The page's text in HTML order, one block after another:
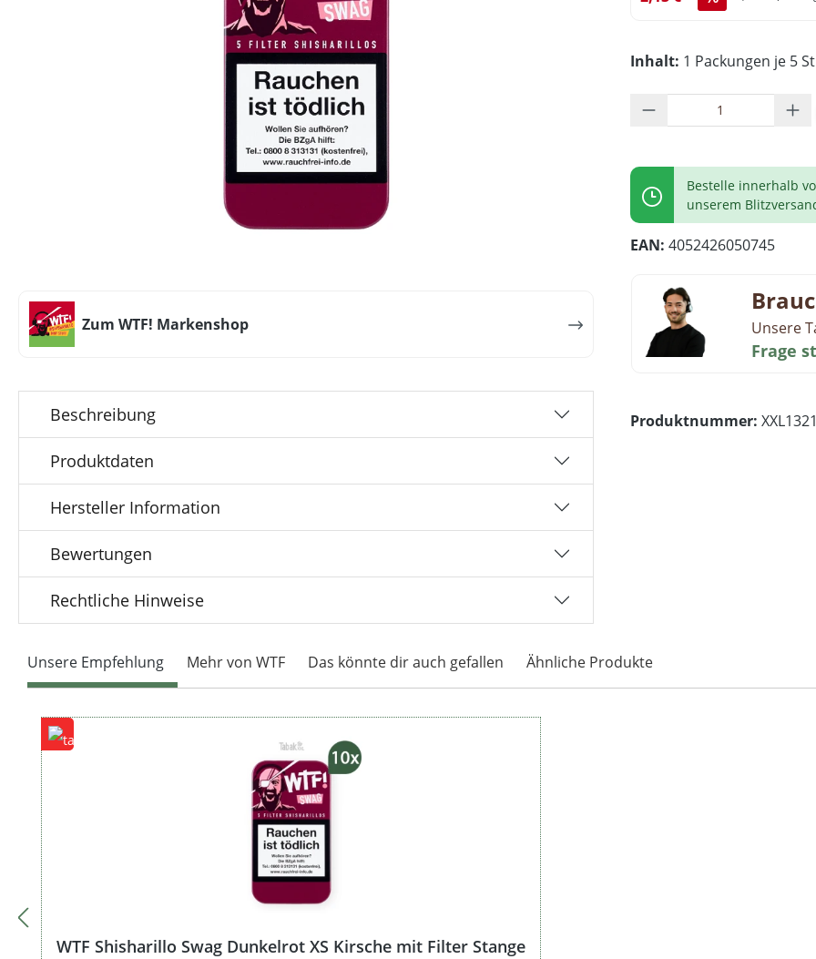
Zum WTF! Markenshop
Beschreibung
Produktdaten
Hersteller Information
Bewertungen
Rechtliche Hinweise
Inhalt: 1 Packungen je 5
Produkt Anzahl:
Bestelle innerhalb
unserem
EAN: 4052426050745
Unsere
Frage
Produktnummer:
Unsere Empfehlung Mehr von WTF Das könnte dir auch gefallen Ähnliche Produkte
Produktgalerie überspringen
WTF Shisharillo Swag Dunkelrot XS Kirsche mit Filter Stange